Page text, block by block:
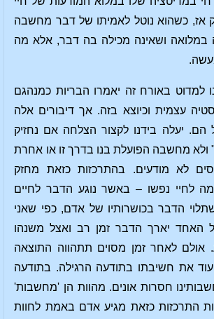
אז, כשהוא נוטל לאמיתו של דבר מחשבה
במלואה ושאינה מכילה בה דבר, אלא מה
למדוט באורח זה יאמרו הבריות כמנהגם
עצמית וכיוצא בזה. אך דיבורים אלה
הם. יעלה בידנו לקצור הצלחה אם נחזיק
מחשבה הפועלת בנו בדרך זו או אחרת
לא מודעים. בהתרכזות כזאת מחזק
לחיי נפשו – באשר נוגע הדבר לחיים
הדבר בכושרותיו של אדם, כפי שאני
האחד יארך הדבר זמן רב ואצל משנהו
אולם לאחר זמן מסוים תתהווה התוצאה
את חשיבתו בתודעה הרגילה. בתודעה
חסרות אונים. מהוות הן 'מחשבות'
התרכזות כזאת מגיע אדם באמת לחוות